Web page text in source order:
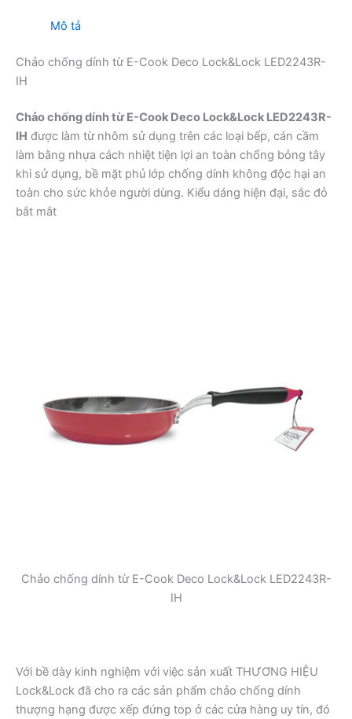
Mô tả
Chảo chống dính từ E-Cook Deco Lock&Lock LED2243R-
IH
Chảo chống dính từ E-Cook Deco Lock&Lock LED2243R-
IH được làm từ nhôm sử dụng trên các loại bếp, cán cầm
làm bằng nhựa cách nhiệt tiện lợi an toàn chống bỏng tây
khi sử dụng, bề mặt phủ lớp chống dính không độc hại an
toàn cho sức khỏe người dùng. Kiểu dáng hiện đại, sắc đỏ
bắt mắt
Chảo chống dính từ E-Cook Deco Lock&Lock LED2243R-
IH
Với bề dày kinh nghiệm với việc sản xuất THƯƠNG HIỆU
Lock&Lock đã cho ra các sản phẩm chảo chống dính
thượng hạng được xếp đứng top ở các cửa hàng uy tín, đó